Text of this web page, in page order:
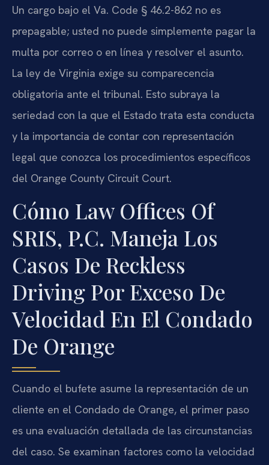
Un cargo bajo el Va. Code § 46.2-862 no es
prepagable; usted no puede simplemente pagar la
multa por correo o en línea y resolver el asunto.
La ley de Virginia exige su comparecencia
obligatoria ante el tribunal. Esto subraya la
seriedad con la que el Estado trata esta conducta
y la importancia de contar con representación
legal que conozca los procedimientos específicos
del Orange County Circuit Court.
Cómo Law Offices Of
SRIS, P.C. Maneja Los
Casos De Reckless
Driving Por Exceso De
Velocidad En El Condado
De Orange
Cuando el bufete asume la representación de un
cliente en el Condado de Orange, el primer paso
es una evaluación detallada de las circunstancias
del caso. Se examinan factores como la velocidad